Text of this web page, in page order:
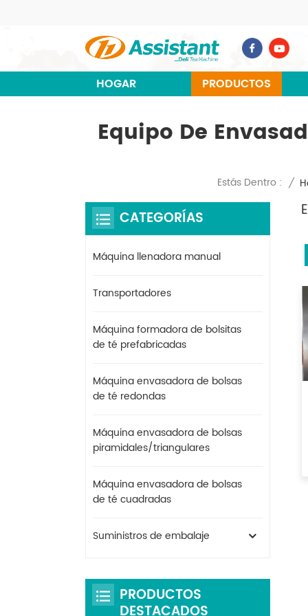
HOGAR PRODUCTOS
Equipo De
Estás Dentro : /
CATEGORÍAS
Máquina llenadora manual
Transportadores
Máquina formadora de bolsitas
de té prefabricadas
Máquina envasadora de bolsas
de té redondas
Máquina envasadora de bolsas
piramidales/triangulares
Máquina envasadora de bolsas
de té cuadradas
Suministros de embalaje
PRODUCTOS
DESTACADOS